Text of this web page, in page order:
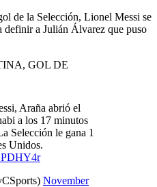
de la Selección, Lionel Messi se
definir a Julián Álvarez que puso
GOL DE
Araña abrió el
a los 17 minutos
Selección le gana 1
Unidos.
November